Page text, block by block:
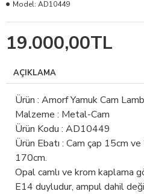
19.000,00TL
Model: AD10449
AÇIKLAMA
Ürün : Amorf Yamuk Cam
Malzeme : Metal-Cam
Ürün Kodu : AD10449
Ürün Ebatı : Cam çap 15cm
170cm.
Opal camlı ve krom kaplama
E14 duyludur, ampul dahil